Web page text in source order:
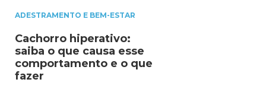
ADESTRAMENTO E BEM-ESTAR
Cachorro hiperativo:
saiba o que causa esse
comportamento e o que
fazer